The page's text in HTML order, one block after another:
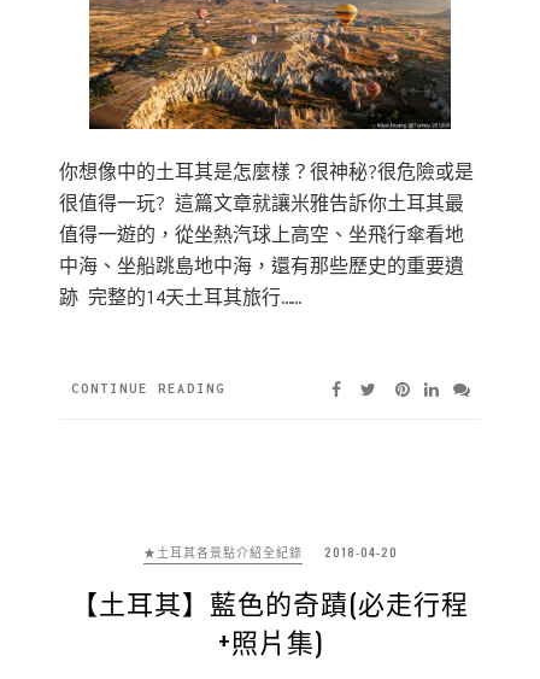
你想像中的土耳其是怎麼樣？很神秘?很危險或是
很值得一玩? 這篇文章就讓米雅告訴你土耳其最
值得一遊的，從坐熱汽球上高空、坐飛行傘看地
中海、坐船跳島地中海，還有那些歷史的重要遺
跡 完整的14天土耳其旅行……
CONTINUE READING
★土耳其各景點介紹全紀錄 2018-04-20
【土耳其】藍色的奇蹟(必走行程
+照片集)